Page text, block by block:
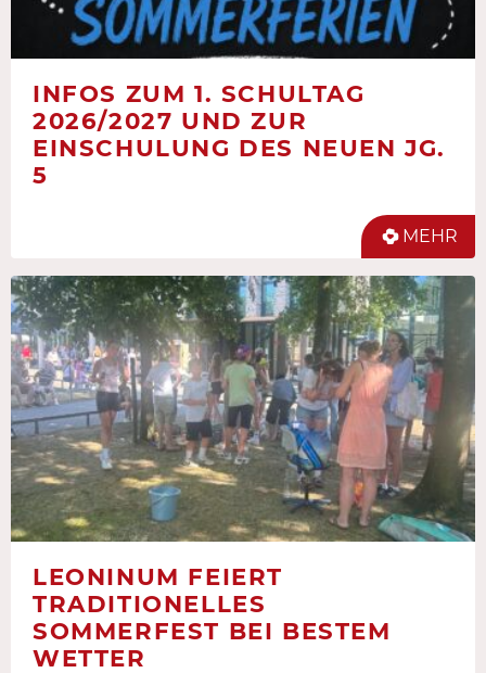
INFOS ZUM 1. SCHULTAG
2026/2027 UND ZUR
EINSCHULUNG DES NEUEN JG.
5
MEHR
LEONINUM FEIERT
TRADITIONELLES
SOMMERFEST BEI BESTEM
WETTER